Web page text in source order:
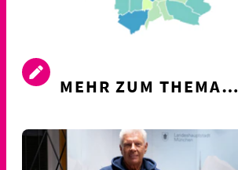
MEHR ZUM THEMA…